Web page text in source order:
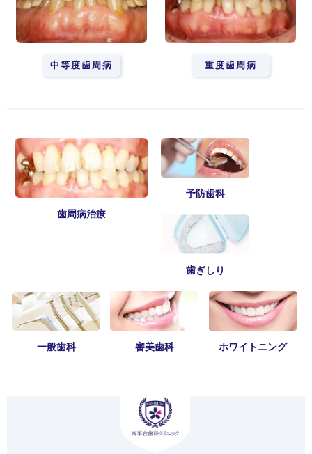
中等度歯周病 重度歯周病
歯周病治療
予防歯科
歯ぎしり
一般歯科 審美歯科 ホワイトニング